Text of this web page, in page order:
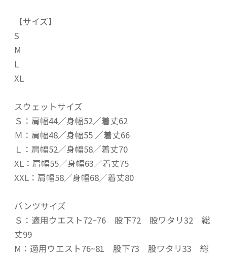
【サイズ】
S
M
L
XL
スウェットサイズ
Ｓ：肩幅44／身幅52／着丈62
Ｍ：肩幅48／身幅55 ／着丈66
Ｌ：肩幅52／身幅58／着丈70
XL：肩幅55／身幅63／着丈75
XXL：肩幅58／身幅68／着丈80
パンツサイズ
Ｓ：適用ウエスト72~76 股下72 股ワタリ32 総
丈99
M：適用ウエスト76~81 股下73 股ワタリ33 総